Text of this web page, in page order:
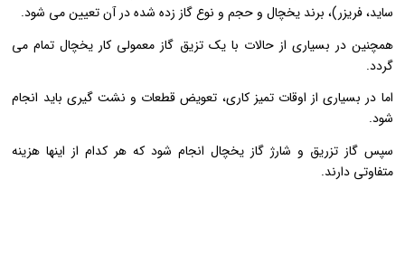
ساید، فریزر)، برند یخچال و حجم و نوع گاز زده شده در آن تعیین می شود.
همچنین در بسیاری از حالات با یک تزیق گاز معمولی کار یخچال تمام می
گردد.
اما در بسیاری از اوقات تمیز کاری، تعویض قطعات و نشت گیری باید انجام
شود.
سپس گاز تزریق و شارژ گاز یخچال انجام شود که هر کدام از اینها هزینه
متفاوتی دارند.